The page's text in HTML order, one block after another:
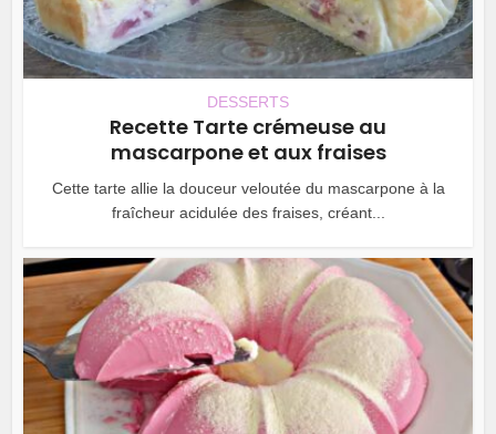
DESSERTS
Recette Tarte crémeuse au
mascarpone et aux fraises
Cette tarte allie la douceur veloutée du mascarpone à la
fraîcheur acidulée des fraises, créant...